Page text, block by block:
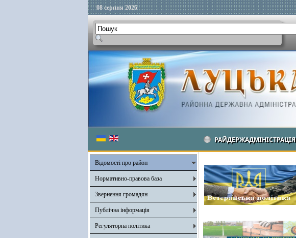
08 серпня 2026
РАЙДЕРЖАДМІНІСТРАЦІЯ
Відомості про район
Нормативно-правова база
Звернення громадян
Публічна інформація
Регуляторна політика